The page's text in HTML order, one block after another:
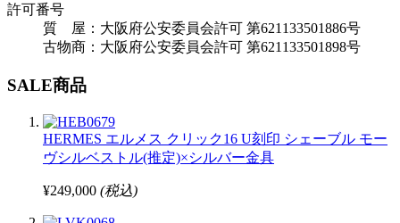
許可番号
質 屋：大阪府公安委員会許可 第621133501886号
古物商：大阪府公安委員会許可 第621133501898号
SALE商品
HERMES エルメス クリック16 U刻印 シェーブル モー
ヴシルベストル(推定)×シルバー金具
¥249,000 (税込)